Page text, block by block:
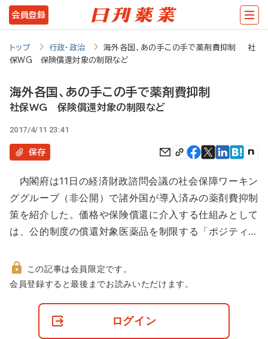
メ
イ
テ
ツ
に
動
会員登録
トップ 行政・政治
海外各国、あの手この手で薬剤費抑制 社
保WG 保険償還対象の制限など
海外各国、あの手この手で薬剤費抑制
社保WG 保険償還対象の制限など
2017/4/11 23:41
保存
内閣府は11日の経済財政諮問会議の社会保障ワーキン
ググループ（非公開）で諸外国が導入済みの薬剤費抑制
策を紹介した。価格や保険償還に介入する仕組みとして
は、公的制度の償還対象医薬品を制限する「ポジティ…
非
この記事は会員限定です。
会員登録すると最後までお読みいただけます。
ログイン